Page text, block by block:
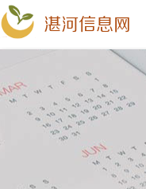
湛河信息网